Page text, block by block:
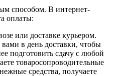
способом. В интернет-
оплаты:
или доставке курьером.
в день доставки, чтобы
подготовить сдачу с любой
товаросопроводительные
средства, получаете